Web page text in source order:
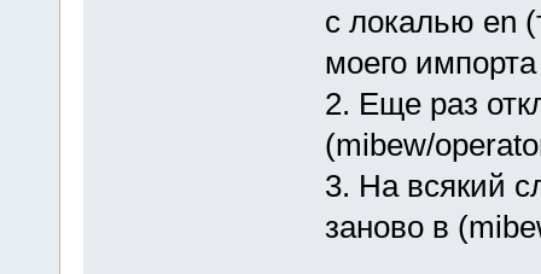
с локалью en
моего
2. Еще раз
(mibew/
3. На всякий
заново в